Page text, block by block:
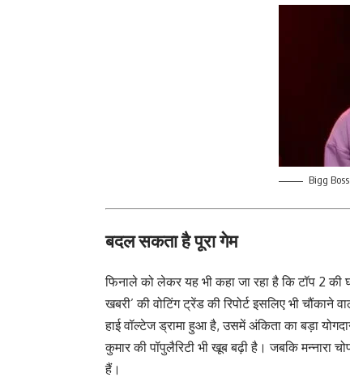
Bigg Boss
बदल सकता है पूरा गेम
फिनाले को लेकर यह भी कहा जा रहा है कि टॉप 2 की
खबरी’ की वोटिंग ट्रेंड की रिपोर्ट इसलिए भी
हाई वॉल्‍टेज ड्रामा हुआ है, उसमें अंकिता का बड़ा
कुमार की पॉपुलैरिटी भी खूब बढ़ी है। जबकि मन्‍नारा
हैं।